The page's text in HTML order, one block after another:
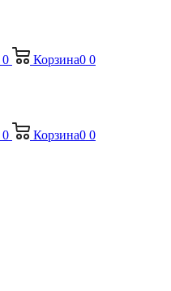
0 Корзина0 0
0 Корзина0 0